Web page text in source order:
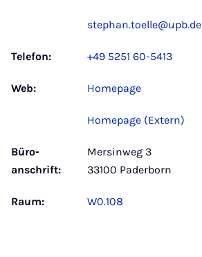
stephan.toelle@upb.de
Telefon: +49 5251 60-5413
Web: Homepage
Homepage (Extern)
Büro­
anschrift:
Mersinweg 3
33100 Paderborn
Raum: W0.108